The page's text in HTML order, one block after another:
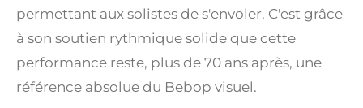
permettant aux solistes de s'envoler. C'est grâce
à son soutien rythmique solide que cette
performance reste, plus de 70 ans après, une
référence absolue du Bebop visuel.